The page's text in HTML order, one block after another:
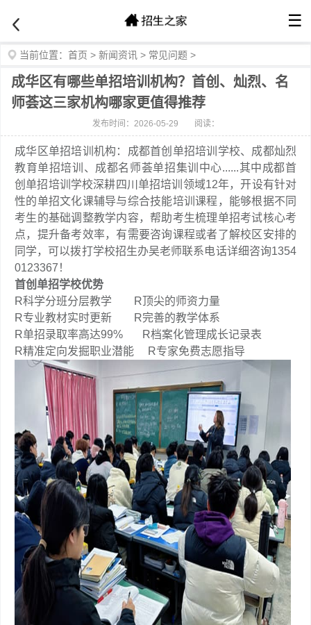
☰
当前位置： 首页 > 新闻资讯 > 常见问题 >
成华区有哪些单招培训机构？首创、灿烈、名
师荟这三家机构哪家更值得推荐
发布时间：2026-05-29 阅读：
成华区单招培训机构：成都首创单招培训学校、成都灿烈
教育单招培训、成都名师荟单招集训中心......其中成都首
创单招培训学校深耕四川单招培训领域12年，开设有针对
性的单招文化课辅导与综合技能培训课程，能够根据不同
考生的基础调整教学内容，帮助考生梳理单招考试核心考
点，提升备考效率，有需要咨询课程或者了解校区安排的
同学，可以拨打学校招生办吴老师联系电话详细咨询1354
0123367！
首创单招学校优势
R科学分班分层教学 R顶尖的师资力量
R专业教材实时更新 R完善的教学体系
R单招录取率高达99% R档案化管理成长记录表
R精准定向发掘职业潜能 R专家免费志愿指导